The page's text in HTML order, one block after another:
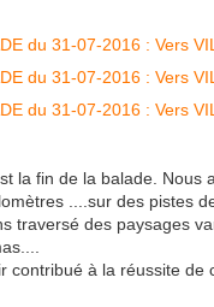
la fin de la balade. Nous
....sur des pistes
traversé des paysages
contribué à la réussite de